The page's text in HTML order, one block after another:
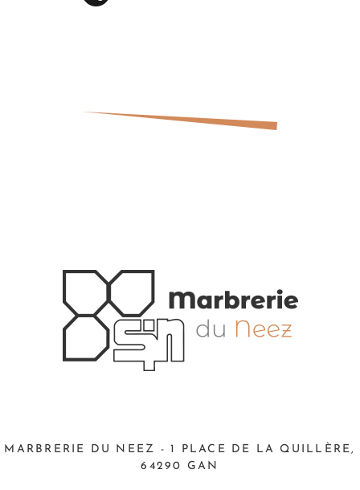
MARBRERIE DU NEEZ - 1 PLACE DE LA QUILLÈRE,
64290 GAN